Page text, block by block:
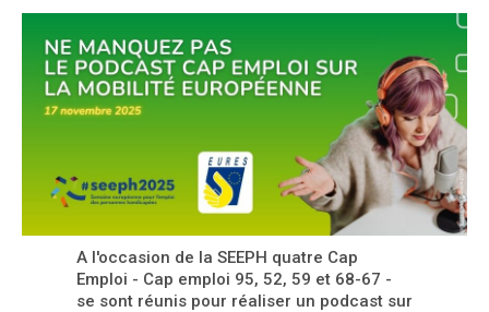
A l'occasion de la SEEPH quatre Cap
Emploi - Cap emploi 95, 52, 59 et 68-67 -
se sont réunis pour réaliser un podcast sur